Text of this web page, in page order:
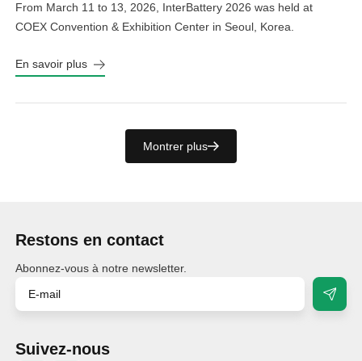
From March 11 to 13, 2026, InterBattery 2026 was held at
COEX Convention & Exhibition Center in Seoul, Korea.
En savoir plus
Montrer plus
Restons en contact
Abonnez-vous à notre newsletter.
Suivez-nous